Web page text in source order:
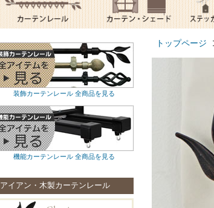
トップページ
装飾カーテンレール 全商品を見る
機能カーテンレール 全商品を見る
アイアン・木製カーテンレール